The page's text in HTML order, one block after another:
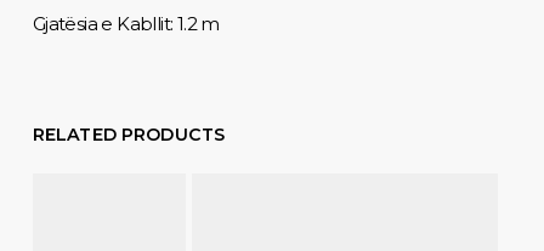
Gjatësia e Kabllit: 1.2 m
RELATED PRODUCTS